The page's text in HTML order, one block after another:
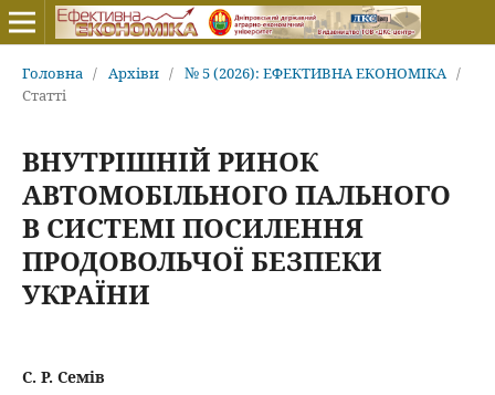
Головна / Архіви / № 5 (2026): ЕФЕКТИВНА ЕКОНОМІКА /
Статті
ВНУТРІШНІЙ РИНОК
АВТОМОБІЛЬНОГО ПАЛЬНОГО
В СИСТЕМІ ПОСИЛЕННЯ
ПРОДОВОЛЬЧОЇ БЕЗПЕКИ
УКРАЇНИ
С. Р. Семів